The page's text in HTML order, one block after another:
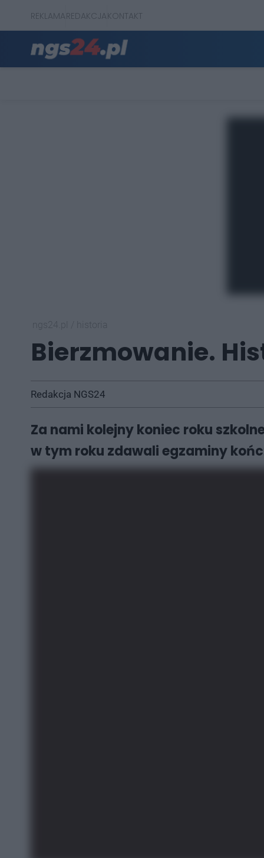
REKLAMAREDAKCJAKONTAKT
Bierzmowanie.
Redakcja NGS24
Za nami kolejny koniec roku
w tym roku zdawali egzaminy